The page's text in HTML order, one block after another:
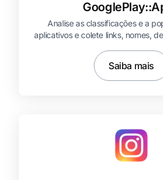
GooglePlay::
Analise as classificações e a
aplicativos e colete links, nomes,
Saiba mais